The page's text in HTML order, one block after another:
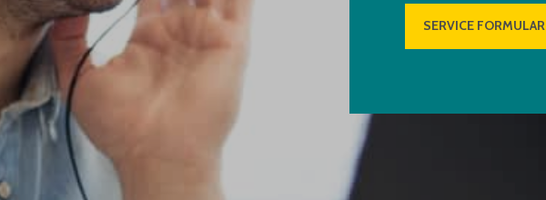
SERVICE FORMULAR